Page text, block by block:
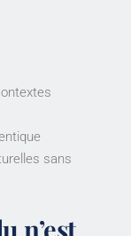
sans
n’est